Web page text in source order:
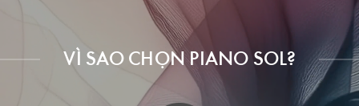
VÌ SAO CHỌN PIANO SOL?